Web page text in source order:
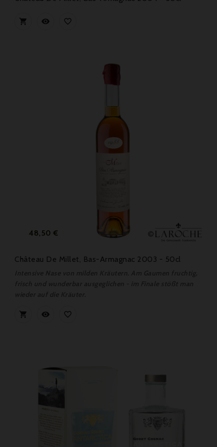
  
Preis
48,50 €
Château De Millet, Bas-Armagnac 2003 - 50cl
  